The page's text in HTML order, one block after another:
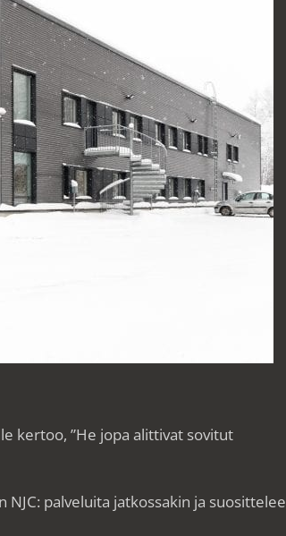
kertoo, ”He jopa alittivat sovitut
NJC: palveluita jatkossakin ja suosittelee